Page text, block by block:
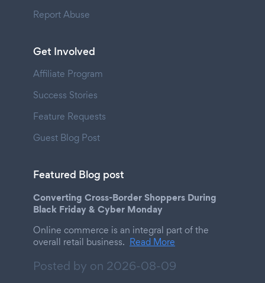
Report Abuse
Get Involved
Affiliate Program
Success Stories
Feature Requests
Guest Blog Post
Featured Blog post
Converting Cross-Border Shoppers During
Black Friday & Cyber Monday
Online commerce is an integral part of the
overall retail business. Read More
Posted by on 2026-08-09